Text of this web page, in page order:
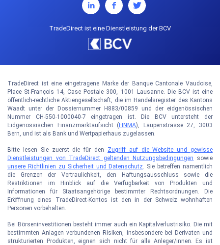
TradeDirect ist eine Dienstleistung der BCV
TradeDirect ist eine eingetragene Marke der Banque Cantonale Vaudoise,
Place St-François 14, Case Postale 300, 1001 Lausanne. Die BCV ist eine
öffentlich-rechtliche Aktiengesellschaft, die im Handelsregister des Kantons
Waadt unter der Dossiernummer H883/00859 und der eidgenössischen
Nummer CH-550-1000040-7 eingetragen ist. Die BCV untersteht der
Eidgenössischen Finanzmarktaufsicht (FINMA), Laupenstrasse 27, 3003
Bern, und ist als Bank und Wertpapierhaus zugelassen.
Bitte lesen Sie zuerst die für den Zugriff auf die Website und gewisse
Dienstleistungen von TradeDirect geltenden Nutzungsbedingungen
sowie
unsere Richtlinien zu Sicherheit und Datenschutz. Sie betreffen namentlich
die Grenzen der Vertraulichkeit, den Haftungsausschluss sowie die
Restriktionen im Hinblick auf die Verfügbarkeit von Produkten und
Informationen für Staatsangehörige bestimmter Rechtsordnungen. Die
Eröffnung eines TradeDirect-Kontos ist den in der Schweiz wohnhaften
Personen vorbehalten.
Bei Börseninvestitionen besteht immer auch ein Kapitalverlustrisiko. Die mit
bestimmten Anlagen verbundenen Risiken, insbesondere bei Derivaten und
strukturierten Produkten, eignen sich nicht für alle Anleger/innen. Es ist